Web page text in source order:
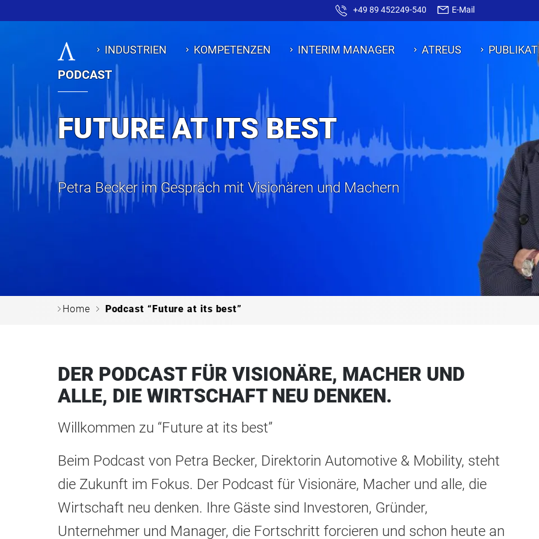
+49 89 452249-540 E-Mail
A INDUSTRIEN
KONTAKT IMPRESSUM DATENSCHUTZ
KOMPETENZEN
KONTAKT IMPRESSUM DATENSCHUTZ
INTERIM MANAGER
KONTAKT IMPRESSUM DATENSCHUTZ
ATREUS
KONTAKT IMPRESSUM DATENSCHUTZ
KONTAKT IMPRESSUM DATENSCHUTZ
PODCAST
FUTURE AT ITS BEST
Petra Becker im Gespräch mit Visionären und Machern
c Home c Podcast “Future at its best”
DER PODCAST FÜR VISIONÄRE, MACHER UND
ALLE, DIE WIRTSCHAFT NEU DENKEN.
Willkommen zu “Future at its best”
Beim Podcast von Petra Becker, Direktorin Automotive & Mobility, steht
die Zukunft im Fokus. Der Podcast für Visionäre, Macher und alle, die
Wirtschaft neu denken. Ihre Gäste sind Investoren, Gründer,
Unternehmer und Manager, die Fortschritt forcieren und schon heute an